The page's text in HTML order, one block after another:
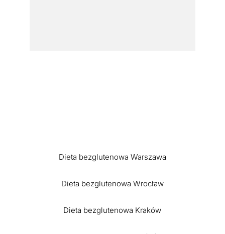
Dieta bezglutenowa Warszawa
Dieta bezglutenowa Wrocław
Dieta bezglutenowa Kraków